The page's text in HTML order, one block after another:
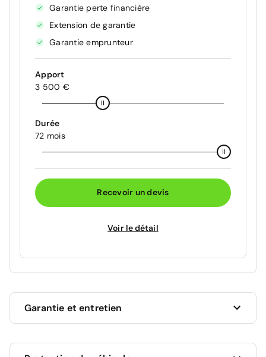
Garantie perte financière
Extension de garantie
Garantie emprunteur
Apport
3 500 €
Durée
72 mois
Recevoir un devis
Voir le détail
Garantie et entretien